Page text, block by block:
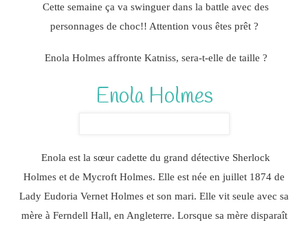
Cette semaine ça va swinguer dans la battle avec des
personnages de choc!! Attention vous êtes prêt ?
Enola Holmes affronte Katniss, sera-t-elle de taille ?
Enola Holmes
Enola est la sœur cadette du grand détective Sherlock
Holmes et de Mycroft Holmes. Elle est née en juillet 1874 de
Lady Eudoria Vernet Holmes et son mari. Elle vit seule avec sa
mère à Ferndell Hall, en Angleterre. Lorsque sa mère disparaît